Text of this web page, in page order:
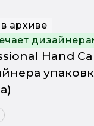
архиве
Hand